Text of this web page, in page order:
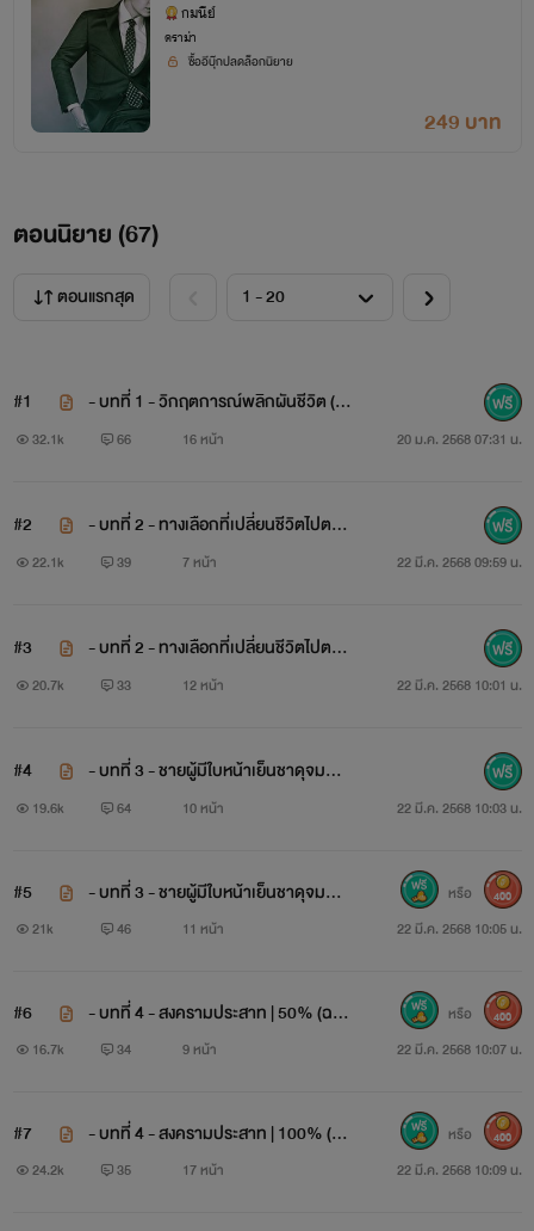
เขา...รับเธอเข้ามาเพื่อที่จะกักขังเธอไว้ตลอดไป
ลิลลี่...สาวน้อยที่เดินทางท่องเที่ยวตามความฝัน
หัวใจ
ส่ง...เธอเข้าไปในดงมาเฟียที่แสนโหดเหี้ยม
ฮัน...มาเฟียโหดเหี้ยมไร้หัวใจ
กมนีย์
ดราม่า
ซื้ออีบุ๊กปลดล็อกนิยาย
249 บาท
ตอนนิยาย (67)
ตอนแรกสุด
#1
- บทที่ 1 - วิกฤตการณ์พลิกผันชีวิต (ฉ
บับ REWRITE)
32.1k 66 16 หน้า 20 ม.ค. 2568 07:31 น.
#2
- บทที่ 2 - ทางเลือกที่เปลี่ยนชีวิตไปตลอ
ดกาล | 50% (ฉบับ REWRITE )
22.1k 39 7 หน้า 22 มี.ค. 2568 09:59 น.
#3
- บทที่ 2 - ทางเลือกที่เปลี่ยนชีวิตไปตลอ
ดกาล | 100% (ฉบับ REWRITE )
20.7k 33 12 หน้า 22 มี.ค. 2568 10:01 น.
#4
- บทที่ 3 - ชายผู้มีใบหน้าเย็นชาดุจมนุษ
ย์น้ำแข็ง | 50% (ฉบับ REWRITE)
19.6k 64 10 หน้า 22 มี.ค. 2568 10:03 น.
#5
- บทที่ 3 - ชายผู้มีใบหน้าเย็นชาดุจมนุษ
ย์น้ำแข็ง | 100% (ฉบับ REWRITE)
21k 46 11 หน้า 22 มี.ค. 2568 10:05 น.
หรือ 400
#6
- บทที่ 4 - สงครามประสาท | 50% (ฉบั
บ REWRITE)
16.7k 34 9 หน้า 22 มี.ค. 2568 10:07 น.
หรือ 400
#7
- บทที่ 4 - สงครามประสาท | 100% (ฉ
บับ REWRITE)
24.2k 35 17 หน้า 22 มี.ค. 2568 10:09 น.
หรือ 400